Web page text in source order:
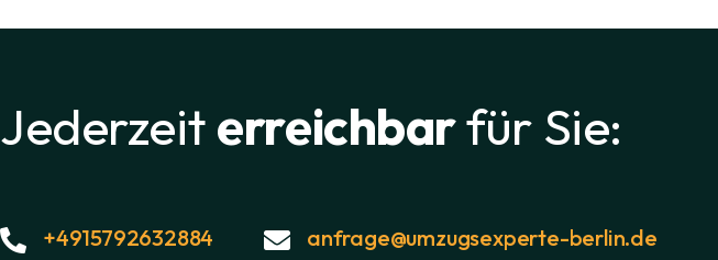
Jederzeiterreichbarfür Sie:
+4915792632884 anfrage@umzugsexperte-berlin.de